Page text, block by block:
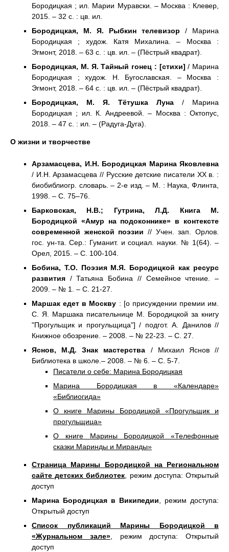
Бородицкая ; ил. Марии Муравски. – Москва : Клевер,
2015. – 32 с. : цв. ил.
Бородицкая, М. Я. Рыбкин телевизор / Марина
Бородицкая ; худож. Катя Михалина. – Москва :
Эгмонт, 2018. – 63 с. : цв. ил. – (Пёстрый квадрат).
Бородицкая, М. Я. Тайный гонец : [стихи] / Марина
Бородицкая ; худож. Н. Бугославская. – Москва :
Эгмонт, 2018. – 64 с. : цв. ил. – (Пёстрый квадрат).
Бородицкая, М. Я. Тётушка Луна / Марина
Бородицкая ; ил. К. Андреевой. – Москва : Октопус,
2018. – 47 с. : ил. – (Радуга-Дуга).
О жизни и творчестве
Арзамасцева, И.Н. Бородицкая Марина Яковлевна
/ И.Н. Арзамасцева // Русские детские писатели ХХ в. :
биобиблиогр. словарь. – 2-е изд. – М. : Наука, Флинта,
1998. – С. 75–76.
Барковская, Н.В.; Гутрина, Л.Д. Книга М.
Бородицкой «Амур на подоконнике» в контексте
современной женской поэзии // Учен. зап. Орлов.
гос. ун-та. Сер.: Гуманит. и социал. науки. № 1(64). –
Орел, 2015. – С. 100-104.
Бобина, Т.О. Поэзия М.Я. Бородицкой как ресурс
развития / Татьяна Бобина // Семейное чтение. –
2009. – № 1. – С. 21-27.
Маршак едет в Москву : [о присуждении премии им.
С. Я. Маршака писательнице М. Бородицкой за книгу
"Прогульщик и прогульщица"] / подгот. А. Данилов //
Книжное обозрение. – 2008. – № 22-23. – С. 27.
Яснов, М.Д. Знак мастерства / Михаил Яснов //
Библиотека в школе.– 2008. – № 6. – С. 5-7.
Писатели о себе: Марина Бородицкая
Марина Бородицкая в «Календаре»
«Библиогида»
О книге Марины Бородицкой «Прогульщик и
прогульщица»
О книге Марины Бородицкой «Телефонные
сказки Маринды и Миранды»
Страница Марины Бородицкой на Региональном
сайте детских библиотек, режим доступа: Открытый
доступ
Марина Бородицкая в Википедии, режим доступа:
Открытый доступ
Список публикаций Марины Бородицкой в
«Журнальном зале», режим доступа: Открытый
доступ